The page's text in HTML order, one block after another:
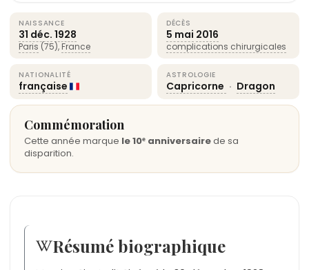
NAISSANCE
31 déc. 1928
Paris (75), France
DÉCÈS
5 mai 2016
complications chirurgicales
NATIONALITÉ
française
ASTROLOGIE
Capricorne · Dragon
Commémoration
Cette année marque le 10ᵉ anniversairede sa
disparition.
Résumé biographique